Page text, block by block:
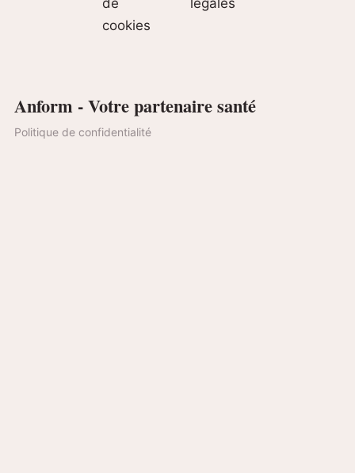
cookies
Anform - Votre partenaire santé
Politique de confidentialité